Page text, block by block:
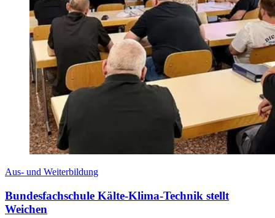
Aus- und Weiterbildung
Bundesfachschule Kälte-Klima-Technik stellt
Weichen